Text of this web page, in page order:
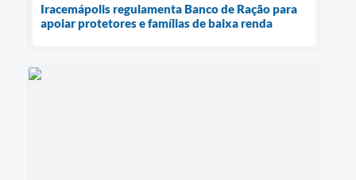
Iracemápolis regulamenta Banco de Ração para
apoiar protetores e famílias de baixa renda